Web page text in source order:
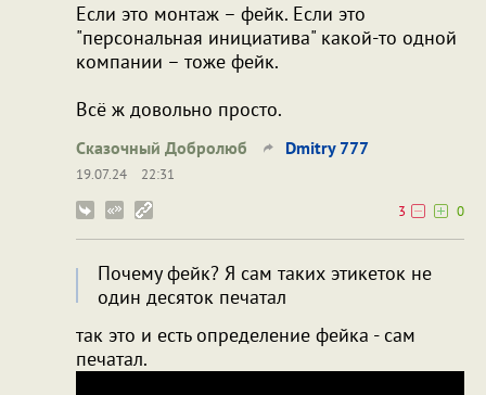
Если это монтаж – фейк. Если это
"персональная инициатива" какой-то одной
компании – тоже фейк.
Всё ж довольно просто.
Сказочный Добролюб Dmitry 777
19.07.24
22:31
3
0
Почему фейк? Я сам таких этикеток не
один десяток печатал
так это и есть определение фейка - сам
печатал.